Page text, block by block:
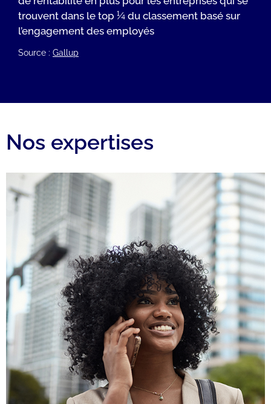
trouvent dans le top ¼ du classement basé sur
l’engagement des employés
Source : Gallup
Nos expertises